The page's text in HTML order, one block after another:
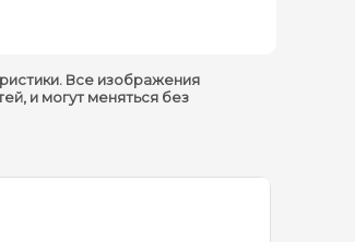
Все изображения
и могут меняться без